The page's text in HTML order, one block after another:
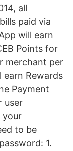
all
paid via
will earn
Points for
merchant per
earn Rewards
Payment
user
your
to be
1.